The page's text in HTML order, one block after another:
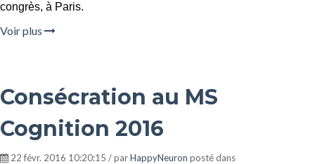
congrès, à Paris.
Voir plus
Consécration au MS
Cognition 2016
22 févr. 2016 10:20:15 / parHappyNeuron posté dans